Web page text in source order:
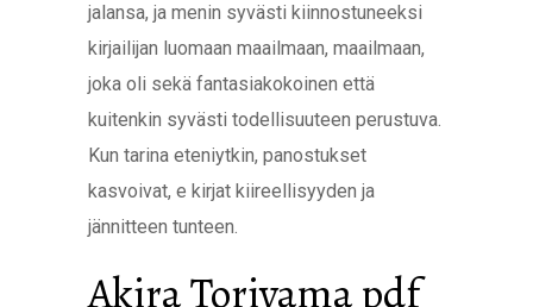
jalansa, ja menin syvästi kiinnostuneeksi
kirjailijan luomaan maailmaan, maailmaan,
joka oli sekä fantasiakokoinen että
kuitenkin syvästi todellisuuteen perustuva.
Kun tarina eteniytkin, panostukset
kasvoivat, e kirjat​ kiireellisyyden ja
jännitteen tunteen.
Akira Toriyama pdf